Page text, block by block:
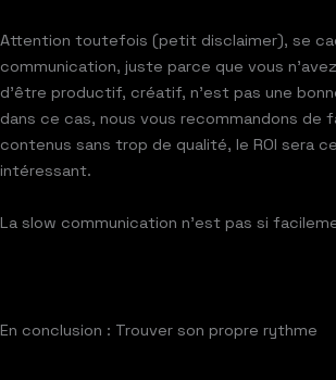
Attention toutefois (petit disclaimer), se
communication, juste parce que vous
d’être productif, créatif, n’est pas une
dans ce cas, nous vous recommandons de
contenus sans trop de qualité, le ROI sera
intéressant.
La slow communication n’est pas si
En conclusion : Trouver son propre rythme